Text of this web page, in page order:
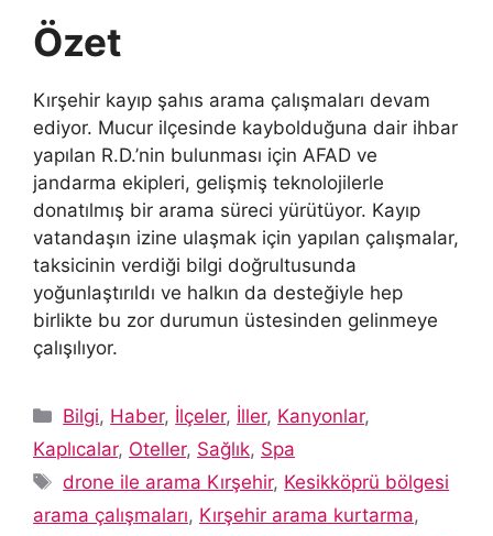
Özet
Kırşehir kayıp şahıs arama çalışmaları devam
ediyor. Mucur ilçesinde kaybolduğuna dair ihbar
yapılan R.D.’nin bulunması için AFAD ve
jandarma ekipleri, gelişmiş teknolojilerle
donatılmış bir arama süreci yürütüyor. Kayıp
vatandaşın izine ulaşmak için yapılan çalışmalar,
taksicinin verdiği bilgi doğrultusunda
yoğunlaştırıldı ve halkın da desteğiyle hep
birlikte bu zor durumun üstesinden gelinmeye
çalışılıyor.
Kategoriler
Bilgi, Haber, İlçeler, İller, Kanyonlar,
Kaplıcalar, Oteller, Sağlık, Spa
Etiketler
drone ile arama Kırşehir, Kesikköprü bölgesi
arama çalışmaları, Kırşehir arama kurtarma,